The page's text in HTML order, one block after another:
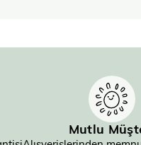
Mutlu